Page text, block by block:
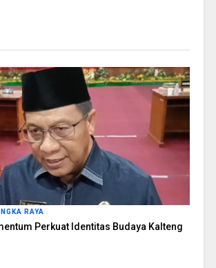
RAYA
Perkuat Identitas Budaya Kalteng